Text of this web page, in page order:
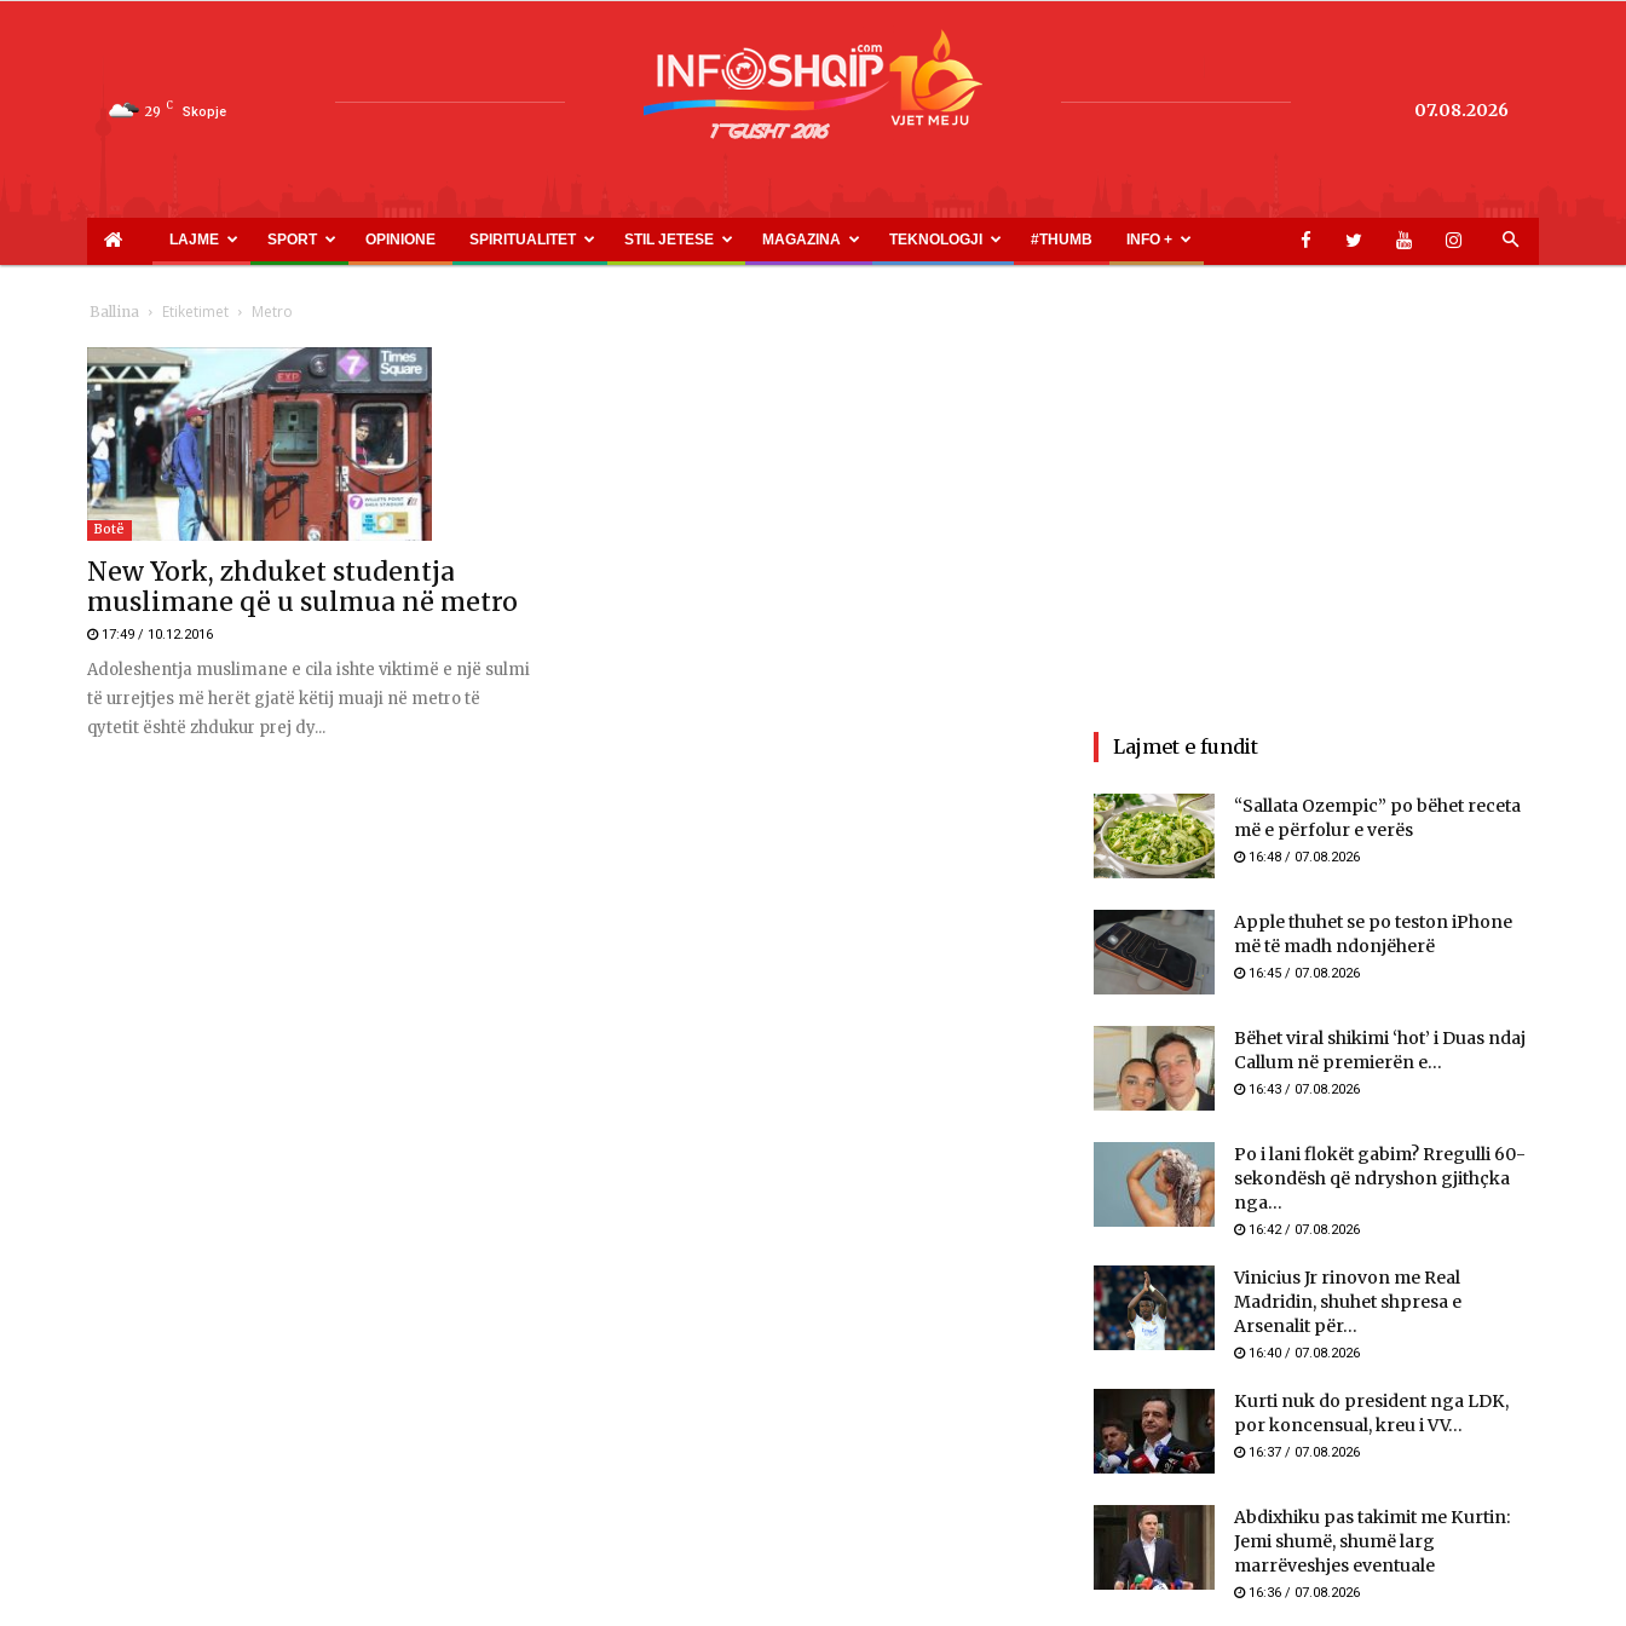
29 C Skopje
INFOSHQIP.COM
07.08.2026
LAJME SPORT OPINIONE SPIRITUALITET STIL JETESE MAGAZINA TEKNOLOGJI #THUMB INFO +
Ballina Etiketimet Metro
Botë
New York, zhduket studentja
muslimane që u sulmua në metro
17:49 / 10.12.2016
Adoleshentja muslimane e cila ishte viktimë e një sulmi
të urrejtjes më herët gjatë këtij muaji në metro të
qytetit është zhdukur prej dy...
Lajmet e fundit
“Sallata Ozempic” po bëhet receta
më e përfolur e verës
16:48 / 07.08.2026
Apple thuhet se po teston iPhone
më të madh ndonjëherë
16:45 / 07.08.2026
Bëhet viral shikimi ‘hot’ i Duas ndaj
Callum në premierën e...
16:43 / 07.08.2026
Po i lani flokët gabim? Rregulli 60-
sekondësh që ndryshon gjithçka
nga...
16:42 / 07.08.2026
Vinicius Jr rinovon me Real
Madridin, shuhet shpresa e
Arsenalit për...
16:40 / 07.08.2026
Kurti nuk do president nga LDK,
por koncensual, kreu i VV...
16:37 / 07.08.2026
Abdixhiku pas takimit me Kurtin:
Jemi shumë, shumë larg
marrëveshjes eventuale
16:36 / 07.08.2026